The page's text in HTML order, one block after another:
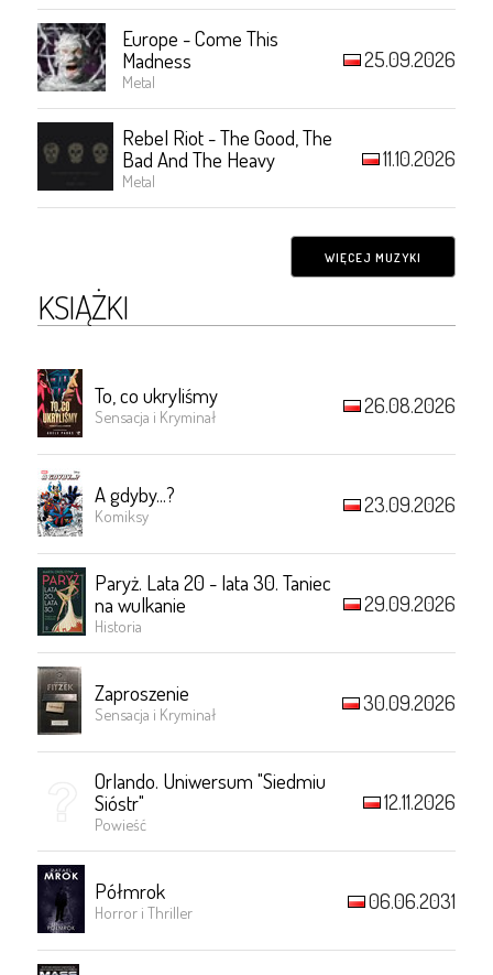
Europe - Come This
Madness
Metal
25.09.2026
Rebel Riot - The Good, The
Bad And The Heavy
Metal
11.10.2026
WIĘCEJ MUZYKI
KSIĄŻKI
To, co ukryliśmy
Sensacja i Kryminał 26.08.2026
A gdyby...?
Komiksy 23.09.2026
Paryż. Lata 20 - lata 30. Taniec
na wulkanie
Historia
29.09.2026
Zaproszenie
Sensacja i Kryminał 30.09.2026
Orlando. Uniwersum "Siedmiu
Sióstr"
Powieść
12.11.2026
Półmrok
Horror i Thriller 06.06.2031